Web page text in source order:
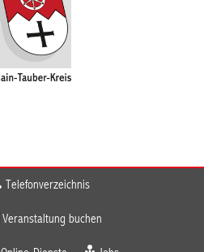
Telefonverzeichnis
Veranstaltung buchen